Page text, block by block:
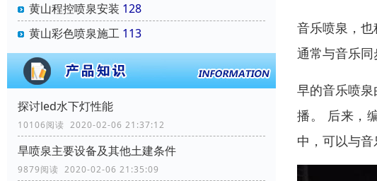
黄山程控喷泉安装 128
黄山彩色喷泉施工 113
探讨led水下灯性能
10106阅读 2020-02-06 21:37:12
旱喷泉主要设备及其他土建条件
9879阅读 2020-02-06 21:35:09
音乐喷泉，
通常与音乐
早的音乐喷
播。 后来，
中，可以与音